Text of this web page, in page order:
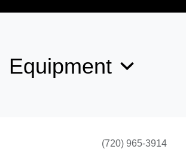
Equipment
(720) 965-3914